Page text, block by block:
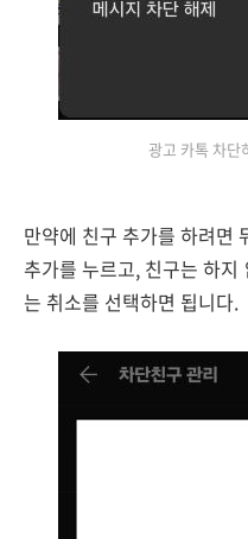
광고 카톡 차단
만약에 친구 추가를 하려면
추가를 누르고, 친구는 하지
는 취소를 선택하면 됩니다.